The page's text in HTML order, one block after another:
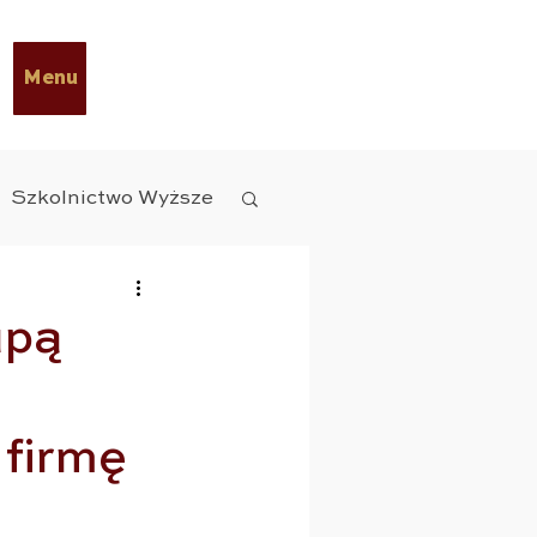
Menu
Szkolnictwo Wyższe
ESG